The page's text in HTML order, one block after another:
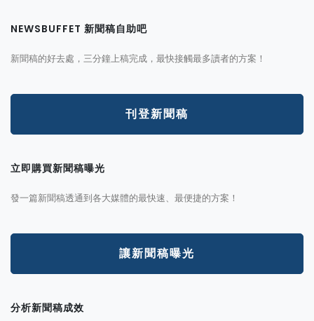
NEWSBUFFET 新聞稿自助吧
新聞稿的好去處，三分鐘上稿完成，最快接觸最多讀者的方案！
刊登新聞稿
立即購買新聞稿曝光
發一篇新聞稿透通到各大媒體的最快速、最便捷的方案！
讓新聞稿曝光
分析新聞稿成效